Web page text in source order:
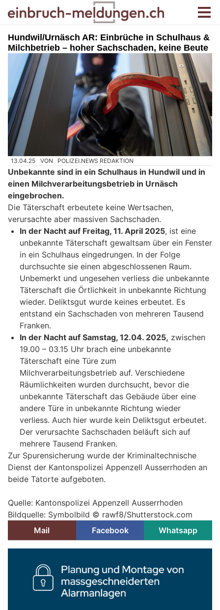
Hundwil/Urnäsch AR: Einbrüche in Schulhaus &
Milchbetrieb – hoher Sachschaden, keine Beute
13.04.25 VON POLIZEI.NEWS REDAKTION
Unbekannte sind in ein Schulhaus in Hundwil und in
einen Milchverarbeitungsbetrieb in Urnäsch
eingebrochen.
Die Täterschaft erbeutete keine Wertsachen,
verursachte aber massiven Sachschaden.
In der Nacht auf Freitag, 11. April 2025, ist eine
unbekannte Täterschaft gewaltsam über ein Fenster
in ein Schulhaus eingedrungen. In der Folge
durchsuchte sie einen abgeschlossenen Raum.
Unbemerkt und ungesehen verliess die unbekannte
Täterschaft die Örtlichkeit in unbekannte Richtung
wieder. Deliktsgut wurde keines erbeutet. Es
entstand ein Sachschaden von mehreren Tausend
Franken.
In der Nacht auf Samstag, 12.04. 2025, zwischen
19.00 – 03.15 Uhr brach eine unbekannte
Täterschaft eine Türe zum
Milchverarbeitungsbetrieb auf. Verschiedene
Räumlichkeiten wurden durchsucht, bevor die
unbekannte Täterschaft das Gebäude über eine
andere Türe in unbekannte Richtung wieder
verliess. Auch hier wurde kein Deliktsgut erbeutet.
Der verursachte Sachschaden beläuft sich auf
mehrere Tausend Franken.
Zur Spurensicherung wurde der Kriminaltechnische
Dienst der Kantonspolizei Appenzell Ausserrhoden an
beide Tatorte aufgeboten.
Quelle: Kantonspolizei Appenzell Ausserrhoden
Bildquelle: Symbolbild © rawf8/Shutterstock.com
Mail
Facebook Whatsapp